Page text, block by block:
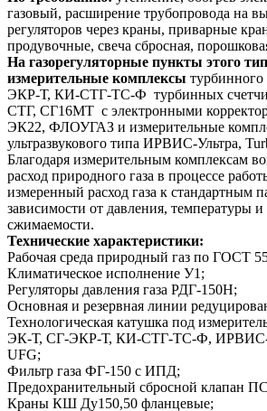
газовый, расширение трубопровода на
регуляторов через краны, приварные
продувочные, свеча сбросная,
На газорегуляторные пункты этого
измерительные комплексы
ЭКР-Т, КИ-СТГ-ТС-Ф турбинных
СТГ, СГ16МТ с электронными
ЭК22, ФЛОУГАЗ и измерительные
ультразвукового типа ИРВИС-Ультра,
Благодаря измерительным комплексам
расход природного газа в процессе
измеренный расход газа к стандартным
зависимости от давления, температуры
сжимаемости.
Технические характеристики:
Рабочая среда природный газ по ГОСТ
Климатическое исполнение У1;
Регуляторы давления газа РДГ-150Н;
Основная и резервная линии
Технологическая катушка под
ЭК-Т, СГ-ЭКР-Т, КИ-СТГ-ТС-Ф, ИРВИС-
UFG;
Фильтр газа ФГ-150 с ИПД;
Предохранительный сбросной клапан
Краны КШ Ду150,50 фланцевые;